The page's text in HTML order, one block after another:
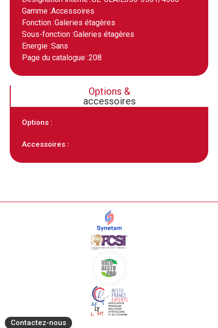
Gamme :Accessoires
Fonction :Galeries étagères
Sous-fonction :Galeries étagères
Energie :Sans
Page du catalogue :208
Options &
accessoires
Options :
Accessoires :
Contactez-nous